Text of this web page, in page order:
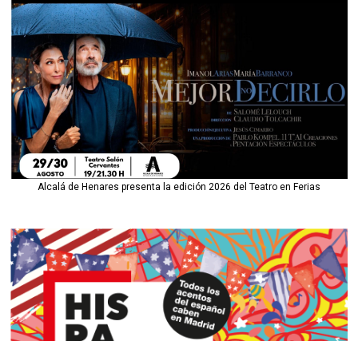
Alcalá de Henares presenta la edición 2026 del Teatro en Ferias